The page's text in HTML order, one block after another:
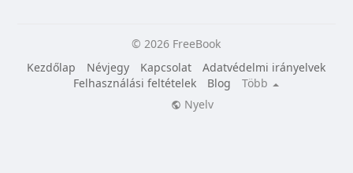
© 2026 FreeBook
Kezdőlap
Névjegy Kapcsolat
Adatvédelmi irányelvek
Felhasználási feltételek
Blog
Több
Nyelv